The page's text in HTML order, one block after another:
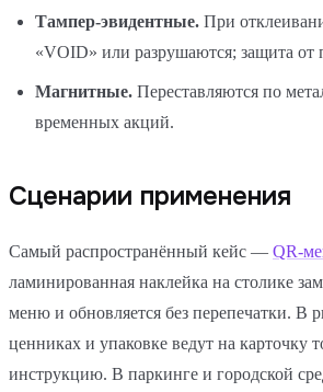
Тампер-эвидентные. При
«VOID» или разрушаются; защита от
Магнитные. Переставляются по
временных акций.
Сценарии применения
Самый распространённый кейс — QR-
ламинированная наклейка на столике
меню и обновляется без перепечатки. В
ценниках и упаковке ведут на карточку
инструкцию. В паркинге и городской